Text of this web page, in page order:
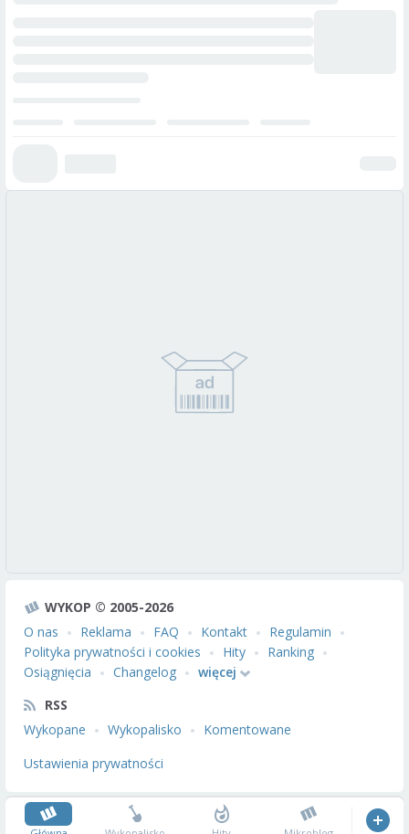
WYKOP © 2005-2026
O nas
Reklama FAQ Kontakt
Regulamin
Polityka prywatności i cookies
Hity
Ranking
Osiągnięcia
Changelog
więcej
RSS
Wykopane
Wykopalisko
Komentowane
Ustawienia prywatności